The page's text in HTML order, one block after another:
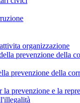
organizzazione
prevenzione della
prevenzione della
la prevenzione e la